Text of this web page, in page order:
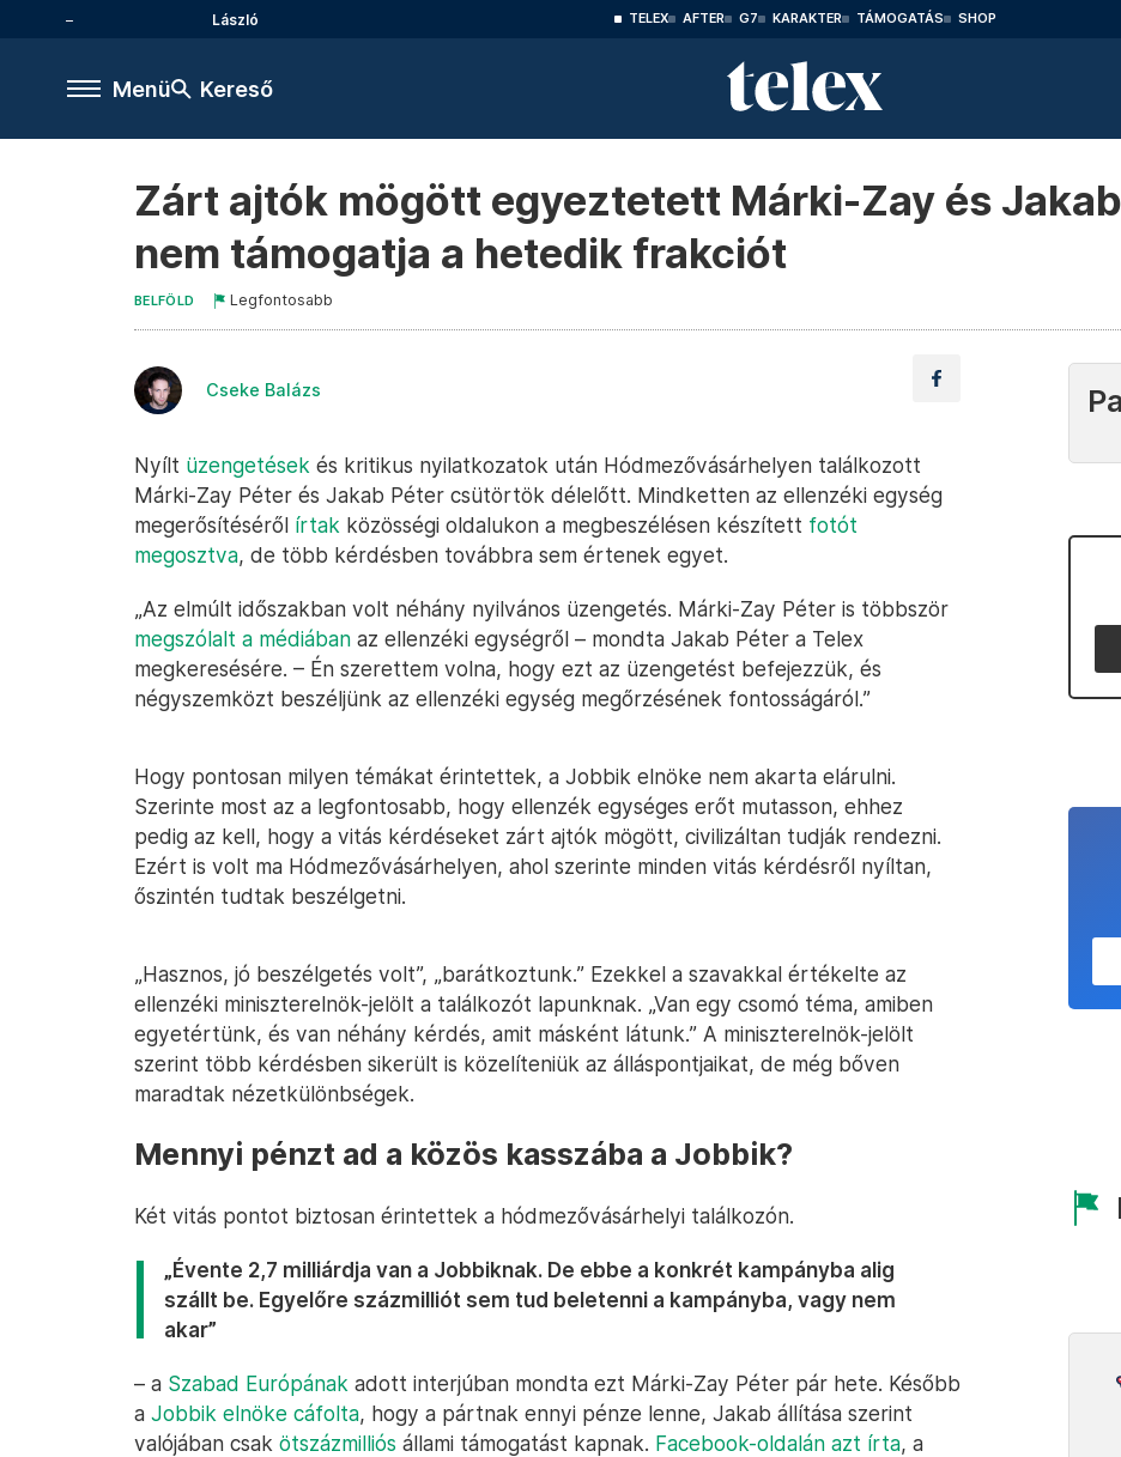
László TELEX AFTER G7 KARAKTER TÁMOGATÁS SHOP
Menü Kereső
Zárt ajtók mögött egyeztetett Márki-Zay és
nem támogatja a hetedik frakciót
BELFÖLD Legfontosabb
Cseke Balázs
Nyílt üzengetések és kritikus nyilatkozatok után Hódmezővásárhelyen találkozott
Márki-Zay Péter és Jakab Péter csütörtök délelőtt. Mindketten az ellenzéki egység
megerősítéséről írtak közösségi oldalukon a megbeszélésen készített fotót
megosztva, de több kérdésben továbbra sem értenek egyet.
„Az elmúlt időszakban volt néhány nyilvános üzengetés. Márki-Zay Péter is többször
megszólalt a médiában az ellenzéki egységről – mondta Jakab Péter a Telex
megkeresésére. – Én szerettem volna, hogy ezt az üzengetést befejezzük, és
négyszemközt beszéljünk az ellenzéki egység megőrzésének fontosságáról.”
Hogy pontosan milyen témákat érintettek, a Jobbik elnöke nem akarta elárulni.
Szerinte most az a legfontosabb, hogy ellenzék egységes erőt mutasson, ehhez
pedig az kell, hogy a vitás kérdéseket zárt ajtók mögött, civilizáltan tudják rendezni.
Ezért is volt ma Hódmezővásárhelyen, ahol szerinte minden vitás kérdésről nyíltan,
őszintén tudtak beszélgetni.
„Hasznos, jó beszélgetés volt”, „barátkoztunk.” Ezekkel a szavakkal értékelte az
ellenzéki miniszterelnök-jelölt a találkozót lapunknak. „Van egy csomó téma, amiben
egyetértünk, és van néhány kérdés, amit másként látunk.” A miniszterelnök-jelölt
szerint több kérdésben sikerült is közelíteniük az álláspontjaikat, de még bőven
maradtak nézetkülönbségek.
Mennyi pénzt ad a közös kasszába a Jobbik?
Két vitás pontot biztosan érintettek a hódmezővásárhelyi találkozón.
„Évente 2,7 milliárdja van a Jobbiknak. De ebbe a konkrét kampányba alig
szállt be. Egyelőre százmilliót sem tud beletenni a kampányba, vagy nem
akar”
– a Szabad Európának adott interjúban mondta ezt Márki-Zay Péter pár hete. Később
a Jobbik elnöke cáfolta, hogy a pártnak ennyi pénze lenne, Jakab állítása szerint
valójában csak ötszázmilliós állami támogatást kapnak. Facebook-oldalán azt írta, a